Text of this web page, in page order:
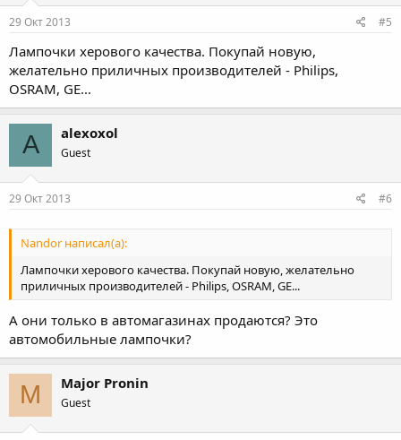
29 Окт 2013 #5
Лампочки херового качества. Покупай новую,
желательно приличных производителей - Philips,
OSRAM, GE...
A alexoxol
Guest
29 Окт 2013 #6
Nandor написал(а):
Лампочки херового качества. Покупай новую, желательно
приличных производителей - Philips, OSRAM, GE...
А они только в автомагазинах продаются? Это
автомобильные лампочки?
M Major Pronin
Guest